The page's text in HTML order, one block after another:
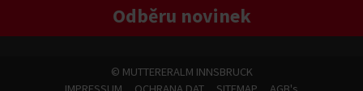
Odběru novinek
© MUTTERERALM INNSBRUCK